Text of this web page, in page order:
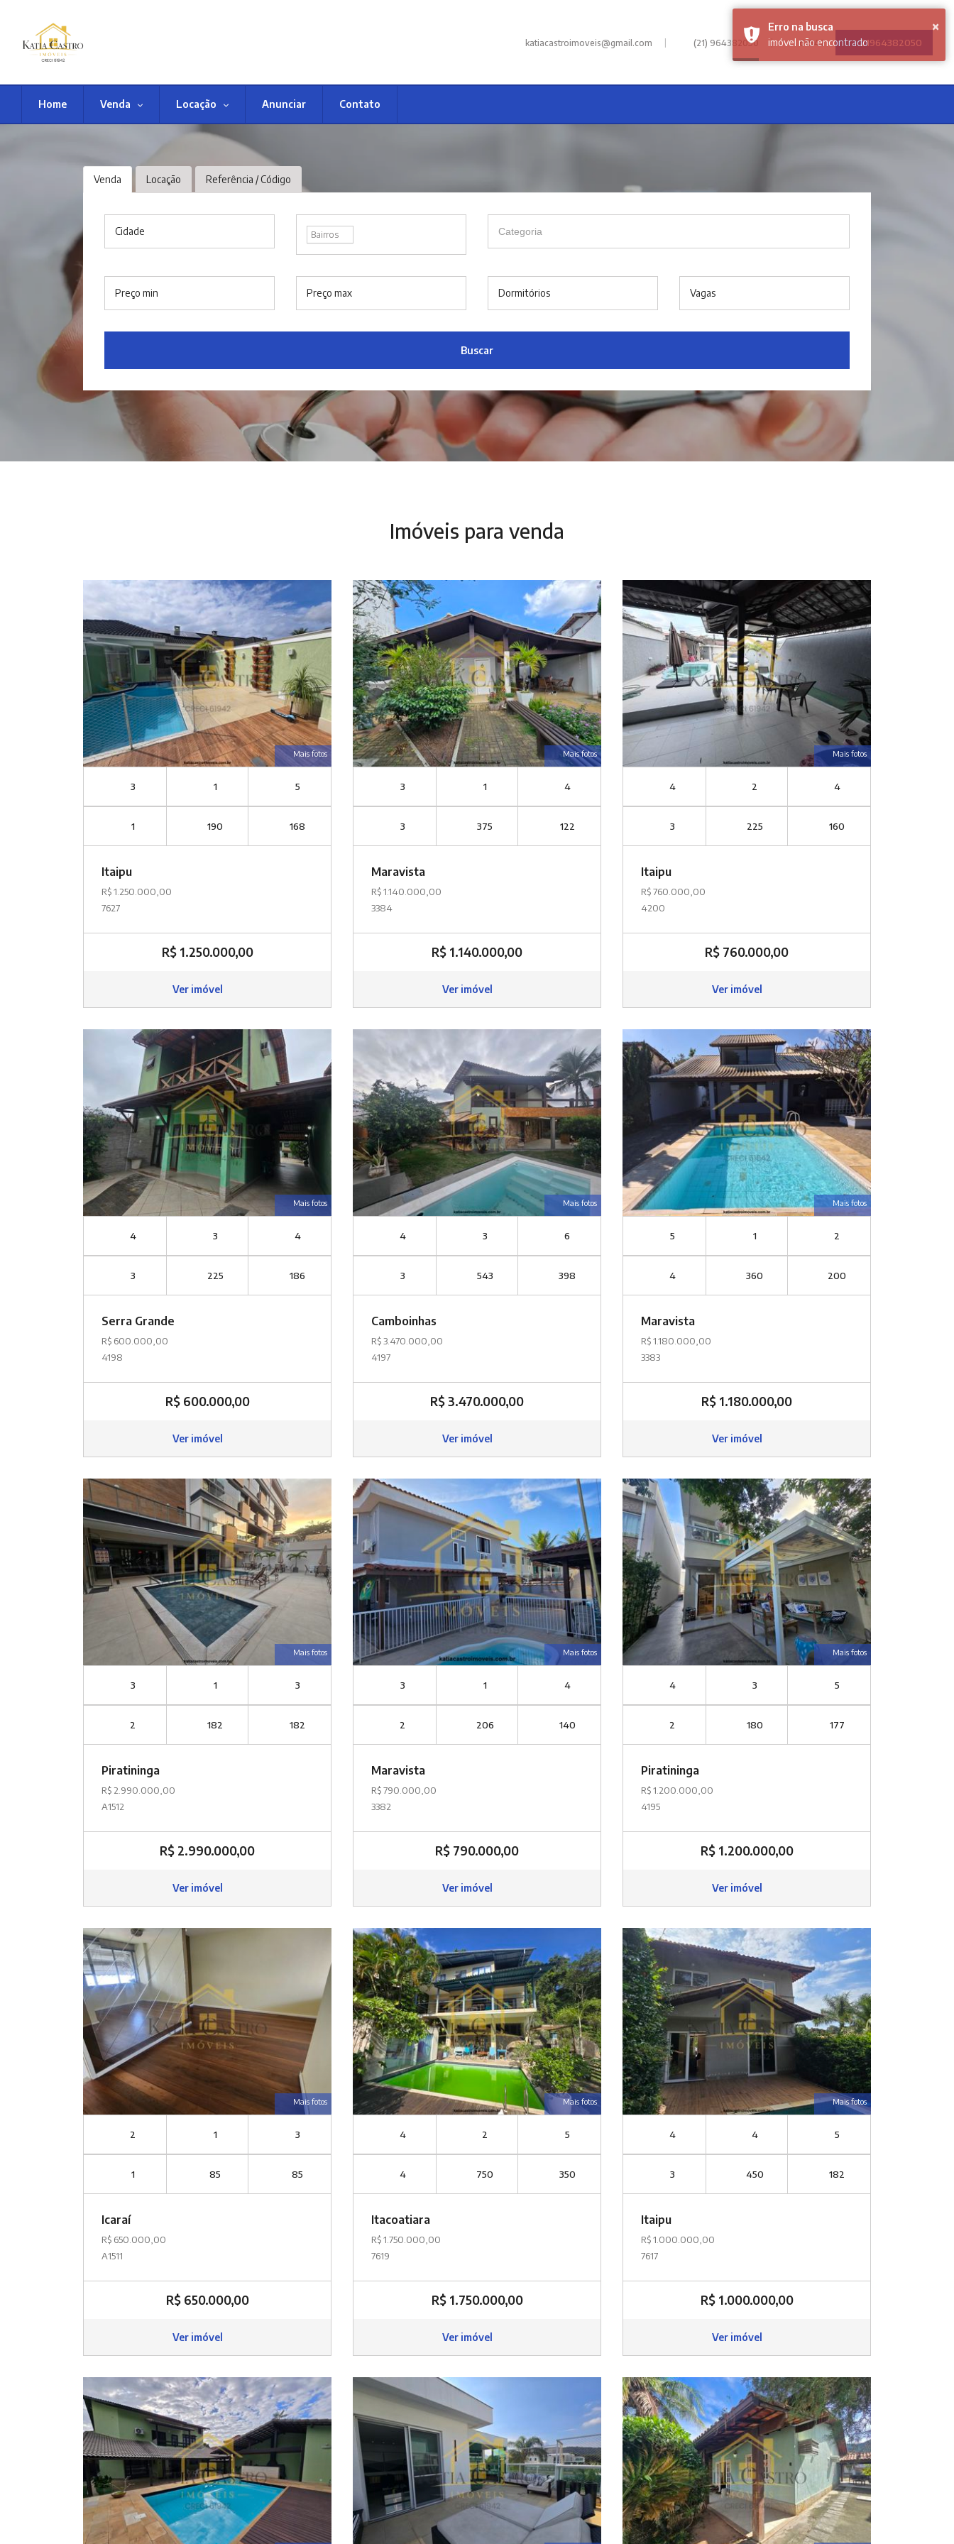
katiacastroimoveis@gmail.com | (21) 964382050 | 61942 21964382050
Home Venda Locação Anunciar Contato
Venda Locação Referência / Código
Cidade Bairros
Preço min Preço max Dormitórios Vagas
Buscar
Imóveis para venda
Mais fotos
3 1 5
1 190 168
Itaipu
R$ 1.250.000,00
7627
R$ 1.250.000,00
Ver imóvel
Mais fotos
3 1 4
3 375 122
Maravista
R$ 1.140.000,00
3384
R$ 1.140.000,00
Ver imóvel
Mais fotos
4 2 4
3 225 160
Itaipu
R$ 760.000,00
4200
R$ 760.000,00
Ver imóvel
Mais fotos
4 3 4
3 225 186
Serra Grande
R$ 600.000,00
4198
R$ 600.000,00
Ver imóvel
Mais fotos
4 3 6
3 543 398
Camboinhas
R$ 3.470.000,00
4197
R$ 3.470.000,00
Ver imóvel
Mais fotos
5 1 2
4 360 200
Maravista
R$ 1.180.000,00
3383
R$ 1.180.000,00
Ver imóvel
Mais fotos
3 1 3
2 182 182
Piratininga
R$ 2.990.000,00
A1512
R$ 2.990.000,00
Ver imóvel
Mais fotos
3 1 4
2 206 140
Maravista
R$ 790.000,00
3382
R$ 790.000,00
Ver imóvel
Mais fotos
4 3 5
2 180 177
Piratininga
R$ 1.200.000,00
4195
R$ 1.200.000,00
Ver imóvel
Mais fotos
2 1 3
1 85 85
Icaraí
R$ 650.000,00
A1511
R$ 650.000,00
Ver imóvel
Mais fotos
4 2 5
4 750 350
Itacoatiara
R$ 1.750.000,00
7619
R$ 1.750.000,00
Ver imóvel
Mais fotos
4 4 5
3 450 182
Itaipu
R$ 1.000.000,00
7617
R$ 1.000.000,00
Ver imóvel